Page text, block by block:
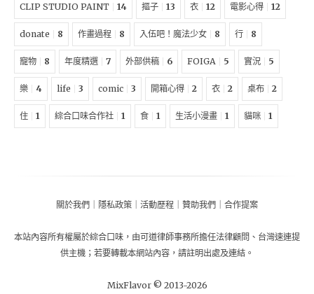
CLIP STUDIO PAINT 14 摳子 13 衣 12 電影心得 12
donate 8 作畫過程 8 入伍吧！魔法少女 8 行 8
寵物 8 年度精選 7 外部供稿 6 FOIGA 5 實況 5
樂 4 life 3 comic 3 開箱心得 2 衣 2 桌布 2
住 1 綜合口味合作社 1 食 1 生活小漫畫 1 貓咪 1
關於我們 隱私政策 活動歷程 贊助我們 合作提案
本站內容所有權屬於綜合口味 ，由可道律師事務所擔任法律顧問 、 台灣速連提
供主機 ； 若要轉載本網站內容，請註明出處及連結。
MixFlavor © 2013-2026